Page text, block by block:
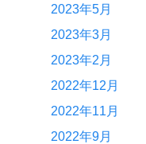
2023年5月
2023年3月
2023年2月
2022年12月
2022年11月
2022年9月